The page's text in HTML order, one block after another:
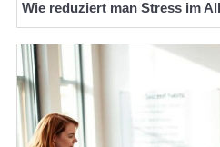
Wie reduziert man Stress im